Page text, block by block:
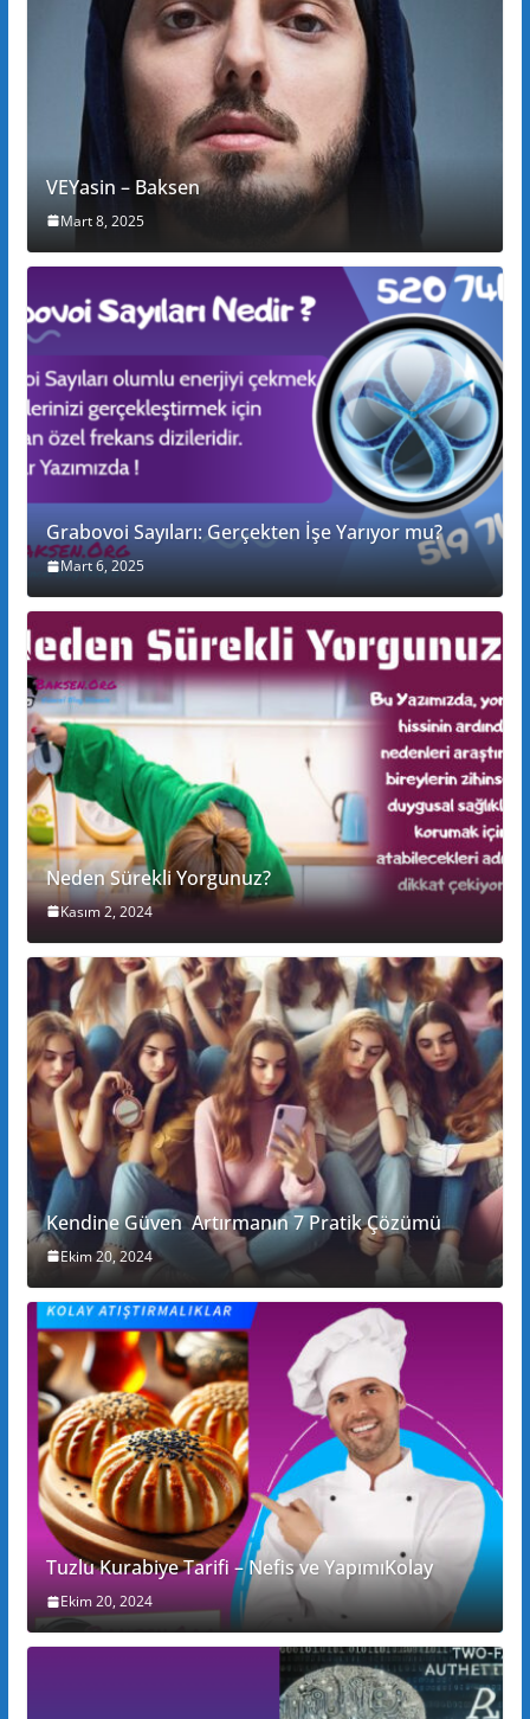
VEYasin – Baksen
Mart 8, 2025
Grabovoi Sayıları: Gerçekten İşe Yarıyor mu?
Mart 6, 2025
Neden Sürekli Yorgunuz?
Kasım 2, 2024
Kendine Güven Artırmanın 7 Pratik Çözümü
Ekim 20, 2024
Tuzlu Kurabiye Tarifi – Nefis ve YapımıKolay
Ekim 20, 2024